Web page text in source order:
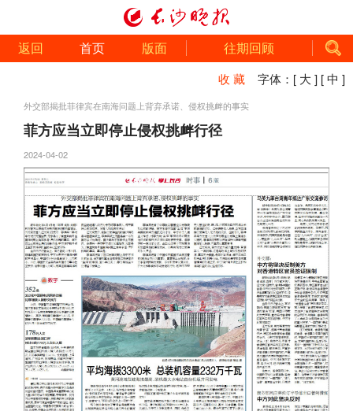
返回 首页 版面 往期回顾
收 藏 字体： [ 大 ] [ 中 ]
外交部揭批菲律宾在南海问题上背弃承诺、侵权挑衅的事实
菲方应当立即停止侵权挑衅行径
2024-04-02